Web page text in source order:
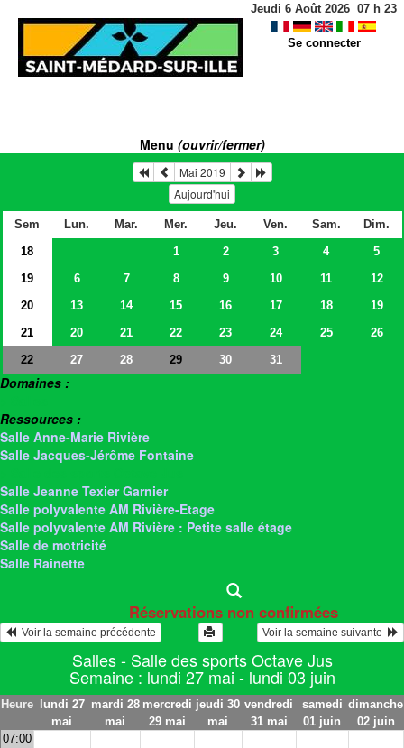
Jeudi 6 Août 2026 07 h 23
Se connecter
Menu (ouvrir/fermer)
Mai 2019
Aujourd'hui
Sem Lun. Mar. Mer. Jeu. Ven. Sam.
Dim.
18
1 2 3 4
5
19
6 7 8 9 10 11
12
20
13 14 15 16 17 18
19
21
20 21 22 23 24 25
26
22
27 28 29 30 31
Domaines :
Ressources :
Salle Anne-Marie Rivière
Salle Jacques-Jérôme Fontaine
Salle Jeanne Texier Garnier
Salle polyvalente AM Rivière-Etage
Salle polyvalente AM Rivière : Petite salle étage
Salle de motricité
Salle Rainette
Réservations non confirmées
  Voir la semaine précédente
Voir la semaine suivante
Salles - Salle des sports Octave Jus
Semaine : lundi 27 mai - lundi 03 juin
Heure lundi 27
mai
mardi 28
mai
mercredi
29 mai
jeudi 30
mai
vendredi
31 mai
samedi
01 juin
dimanche
02 juin
07:00